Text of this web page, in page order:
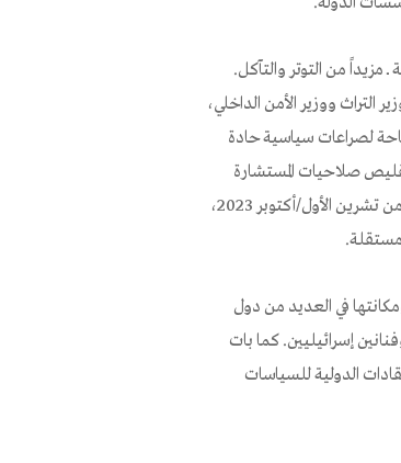
مزيداً من التوتر والتآكل.
التراث ووزير الأمن الداخلي،
لصراعات سياسية حادة
صلاحيات المستشارة
القانونية للحكومة، ومنح مراقب الدولة صلاحيات واسعة للتحقيق في أحداث السابع من تشرين الأول/أكتوبر 2023،
في العديد من دول
إسرائيليين. كما بات
الدولية للسياسات